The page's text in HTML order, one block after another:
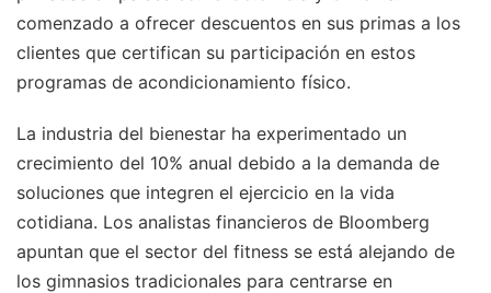
comenzado a ofrecer descuentos en sus primas a los
clientes que certifican su participación en estos
programas de acondicionamiento físico.
La industria del bienestar ha experimentado un
crecimiento del 10% anual debido a la demanda de
soluciones que integren el ejercicio en la vida
cotidiana. Los analistas financieros de Bloomberg
apuntan que el sector del fitness se está alejando de
los gimnasios tradicionales para centrarse en